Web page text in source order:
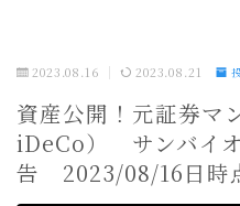
2023.08.16 2023.08.21
資産公開！元証券マ
iDeCo） サンバイ
告 2023/08/16日時